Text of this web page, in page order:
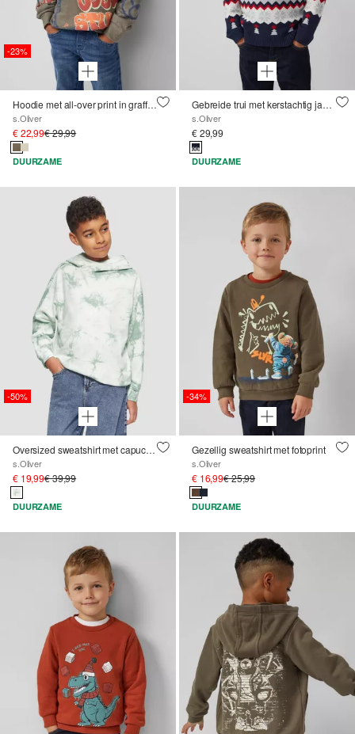
-23%
Hoodie met all-over print in graffitistijl
s.Oliver
€ 22,99€ 29,99
DUURZAME
Gebreide trui met kerstachtig jacquardpatroon
s.Oliver
€ 29,99
DUURZAME
-50%
Oversized sweatshirt met capuchon in batiklook
s.Oliver
€ 19,99€ 39,99
DUURZAME
-34%
Gezellig sweatshirt met fotoprint
s.Oliver
€ 16,99€ 25,99
DUURZAME